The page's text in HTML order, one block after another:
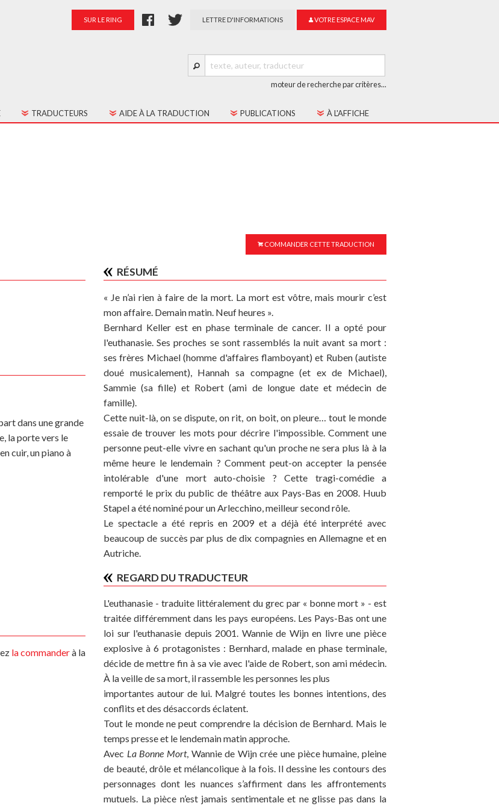
SUR LE RING LETTRE D'INFORMATIONS VOTRE ESPACE MAV
moteur de recherche par critères...
TRADUCTEURS AIDE À LA TRADUCTION PUBLICATIONS À L'AFFICHE
COMMANDER CETTE TRADUCTION
dans une grande
la porte vers le
cuir, un piano à
la commanderà la
RÉSUMÉ
« Je n’ai rien à faire de la mort. La mort est vôtre, mais mourir c’est
mon affaire. Demain matin. Neuf heures ».
Bernhard Keller est en phase terminale de cancer. Il a opté pour
l'euthanasie. Ses proches se sont rassemblés la nuit avant sa mort :
ses frères Michael (homme d'affaires flamboyant) et Ruben (autiste
doué musicalement), Hannah sa compagne (et ex de Michael),
Sammie (sa fille) et Robert (ami de longue date et médecin de
famille).
Cette nuit-là, on se dispute, on rit, on boit, on pleure… tout le monde
essaie de trouver les mots pour décrire l'impossible. Comment une
personne peut-elle vivre en sachant qu'un proche ne sera plus là à la
même heure le lendemain ? Comment peut-on accepter la pensée
intolérable d'une mort auto-choisie ? Cette tragi-comédie a
remporté le prix du public de théâtre aux Pays-Bas en 2008. Huub
Stapel a été nominé pour un Arlecchino, meilleur second rôle.
Le spectacle a été repris en 2009 et a déjà été interprété avec
beaucoup de succès par plus de dix compagnies en Allemagne et en
Autriche.
REGARD DU TRADUCTEUR
L'euthanasie - traduite littéralement du grec par « bonne mort » - est
traitée différemment dans les pays européens. Les Pays-Bas ont une
loi sur l'euthanasie depuis 2001. Wannie de Wijn en livre une pièce
explosive à 6 protagonistes : Bernhard, malade en phase terminale,
décide de mettre fin à sa vie avec l'aide de Robert, son ami médecin.
À la veille de sa mort, il rassemble les personnes les plus
importantes autour de lui. Malgré toutes les bonnes intentions, des
conflits et des désaccords éclatent.
Tout le monde ne peut comprendre la décision de Bernhard. Mais le
temps presse et le lendemain matin approche.
Avec La Bonne Mort, Wannie de Wijn crée une pièce humaine, pleine
de beauté, drôle et mélancolique à la fois. Il dessine les contours des
personnages dont les nuances s’affirment dans les affrontements
mutuels. La pièce n’est jamais sentimentale et ne glisse pas dans la